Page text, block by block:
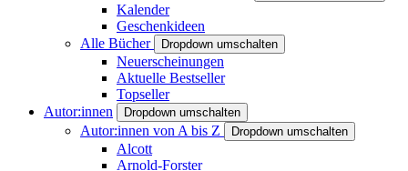
Kalender
Geschenkideen
Alle Bücher
Dropdown umschalten
Neuerscheinungen
Aktuelle Bestseller
Topseller
Autor:innen
Dropdown umschalten
Autor:innen von A bis Z Dropdown umschalten
Alcott
Arnold-Forster